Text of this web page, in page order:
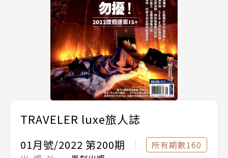
TRAVELER luxe旅人誌
01月號/2022 第200期
所有期數160